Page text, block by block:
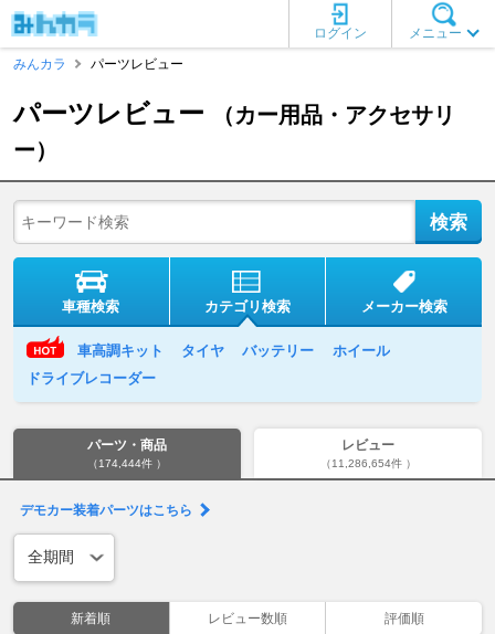
メニュー
ログイン
みんカラ
パーツレビュー
パーツレビュー
（カー用品・アクセサリ
ー）
車種検索 カテゴリ検索 メーカー検索
車高調キット タイヤ バッテリー
ホイール
ドライブレコーダー
パーツ・商品
（174,444件 ）
レビュー
（11,286,654件 ）
デモカー装着パーツはこちら
新着順 レビュー数順 評価順